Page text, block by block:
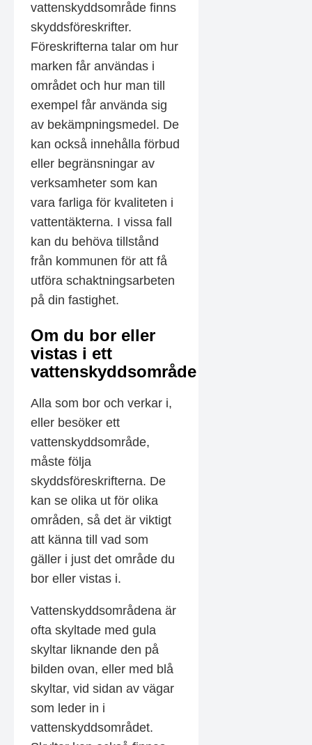
vattenskyddsområde finns
skyddsföreskrifter.
Föreskrifterna talar om hur
marken får användas i
området och hur man till
exempel får använda sig
av bekämpningsmedel. De
kan också innehålla förbud
eller begränsningar av
verksamheter som kan
vara farliga för kvaliteten i
vattentäkterna. I vissa fall
kan du behöva tillstånd
från kommunen för att få
utföra schaktningsarbeten
på din fastighet.
Om du bor eller
vistas i ett
vattenskyddsområde
Alla som bor och verkar i,
eller besöker ett
vattenskyddsområde,
måste följa
skyddsföreskrifterna. De
kan se olika ut för olika
områden, så det är viktigt
att känna till vad som
gäller i just det område du
bor eller vistas i.
Vattenskyddsområdena är
ofta skyltade med gula
skyltar liknande den på
bilden ovan, eller med blå
skyltar, vid sidan av vägar
som leder in i
vattenskyddsområdet.